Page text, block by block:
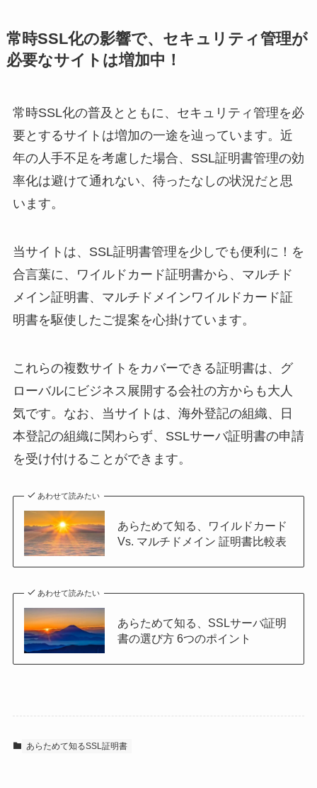
常時SSL化の影響で、セキュリティ管理が
必要なサイトは増加中！
常時SSL化の普及とともに、セキュリティ管理を必
要とするサイトは増加の一途を辿っています。近
年の人手不足を考慮した場合、SSL証明書管理の効
率化は避けて通れない、待ったなしの状況だと思
います。
当サイトは、SSL証明書管理を少しでも便利に！を
合言葉に、ワイルドカード証明書から、マルチド
メイン証明書、マルチドメインワイルドカード証
明書を駆使したご提案を心掛けています。
これらの複数サイトをカバーできる証明書は、グ
ローバルにビジネス展開する会社の方からも大人
気です。なお、当サイトは、海外登記の組織、日
本登記の組織に関わらず、SSLサーバ証明書の申請
を受け付けることができます。
あわせて読みたい
あらためて知る、ワイルドカード
Vs. マルチドメイン 証明書比較表
あわせて読みたい
あらためて知る、SSLサーバ証明
書の選び方 6つのポイント
あらためて知るSSL証明書